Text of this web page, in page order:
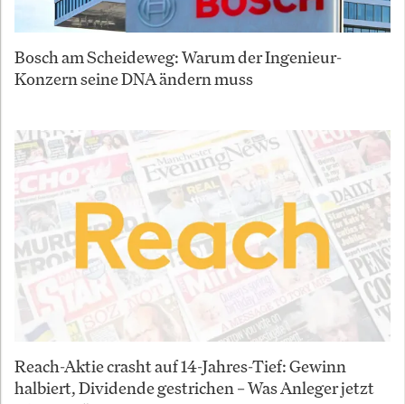
Bosch am Scheideweg: Warum der Ingenieur-
Konzern seine DNA ändern muss
Reach-Aktie crasht auf 14-Jahres-Tief: Gewinn
halbiert, Dividende gestrichen – Was Anleger jetzt